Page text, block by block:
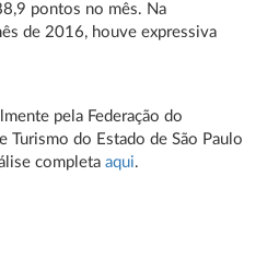
pontos no mês. Na
de 2016, houve expressiva
pela Federação do
Turismo do Estado de São Paulo
completa aqui.